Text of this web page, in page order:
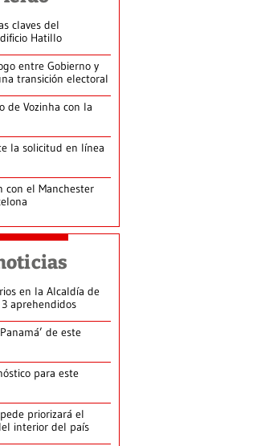
claves del
Hatillo
entre Gobierno y
transición electoral
de Vozinha con la
la solicitud en línea
con el Manchester
en la Alcaldía de
aprehendidos
de este
para este
priorizará el
interior del país